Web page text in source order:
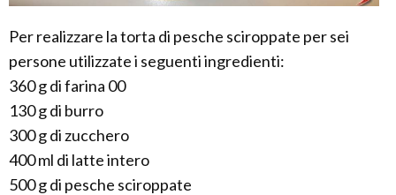
Per realizzare la torta di pesche sciroppate per sei
persone utilizzate i seguenti ingredienti:
360 g di farina 00
130 g di burro
300 g di zucchero
400 ml di latte intero
500 g di pesche sciroppate